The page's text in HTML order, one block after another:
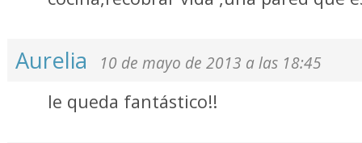
Aurelia 10 de mayo de 2013 a las 18:45
le queda fantástico!!